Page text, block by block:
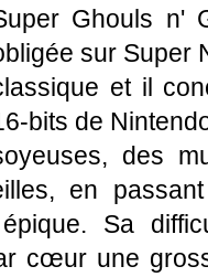
Ghouls n'
sur Super
et il
bits de
des
en
Sa
cœur une